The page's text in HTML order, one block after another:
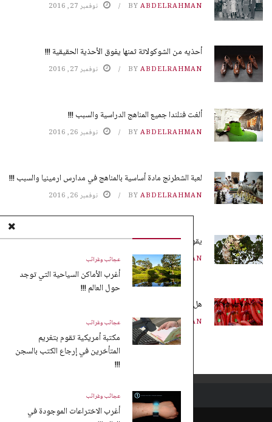
عجائب وغرائب
أغرب الأماكن السياحية التي توجد
حول العالم !!!
عجائب وغرائب
مكتبة أمريكية تقوم بتغريم
المتأخرين في إرجاع الكتب بالسجن
!!!
عجائب وغرائب
أغرب الاختراعات الموجودة في
BY ABDELRAHMAN نوفمبر 27, 2016
أحذيه من الشوكولاتة ثمنها يفوق الأحذية الحقيقية !!!
BY ABDELRAHMAN نوفمبر 27, 2016
ألغت فنلندا جميع المناهج الدراسية والسبب !!!
BY ABDELRAHMAN نوفمبر 26, 2016
لعبة الشطرنج مادة أساسية بالمناهج في مدارس ارمينيا والسبب !!!
BY ABDELRAHMAN نوفمبر 26, 2016
يقوم النمل بزراعة محاصيله بدون تربة !!!
BYABDELRAHMAN نوفمبر 25, 2016
هل تعلم ماهو الموز الأحمر !!!
BYABDELRAHMAN نوفمبر 25, 2016